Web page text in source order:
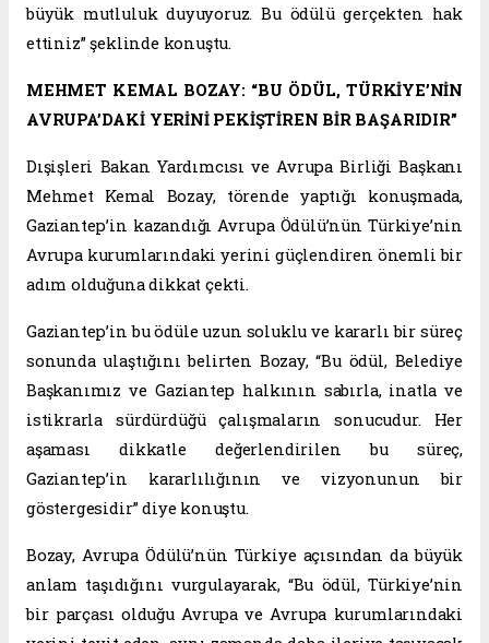
büyük mutluluk duyuyoruz. Bu ödülü gerçekten hak
ettiniz” şeklinde konuştu.
MEHMET KEMAL BOZAY: “BU ÖDÜL, TÜRKİYE’NİN
AVRUPA’DAKİ YERİNİ PEKİŞTİREN BİR BAŞARIDIR”
Dışişleri Bakan Yardımcısı ve Avrupa Birliği Başkanı
Mehmet Kemal Bozay, törende yaptığı konuşmada,
Gaziantep’in kazandığı Avrupa Ödülü’nün Türkiye’nin
Avrupa kurumlarındaki yerini güçlendiren önemli bir
adım olduğuna dikkat çekti.
Gaziantep’in bu ödüle uzun soluklu ve kararlı bir süreç
sonunda ulaştığını belirten Bozay, “Bu ödül, Belediye
Başkanımız ve Gaziantep halkının sabırla, inatla ve
istikrarla sürdürdüğü çalışmaların sonucudur. Her
aşaması dikkatle değerlendirilen bu süreç,
Gaziantep’in kararlılığının ve vizyonunun bir
göstergesidir” diye konuştu.
Bozay, Avrupa Ödülü’nün Türkiye açısından da büyük
anlam taşıdığını vurgulayarak, “Bu ödül, Türkiye’nin
bir parçası olduğu Avrupa ve Avrupa kurumlarındaki